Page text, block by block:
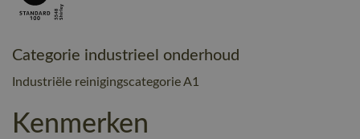
Categorie industrieel onderhoud
Industriële reinigingscategorie A1
Kenmerken